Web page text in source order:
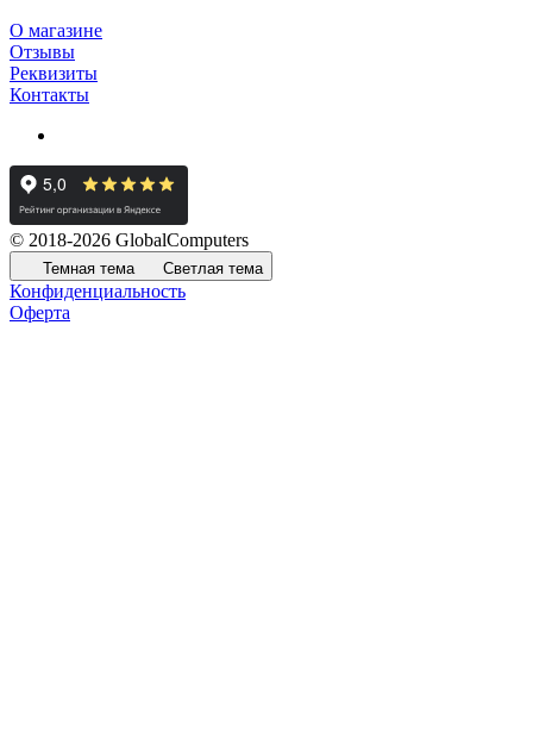
О магазине
Отзывы
Реквизиты
Контакты
© 2018-2026 GlobalComputers
Темная тема Светлая тема
Конфиденциальность
Оферта